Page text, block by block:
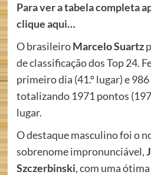
Para ver a tabela completa
clique aqui…
O brasileiroMarcelo Suartz
de classificação dos Top 24.
primeiro dia (41.º lugar) e
totalizando 1971 pontos
lugar.
O destaque masculino foi o
sobrenome impronunciável,
Szczerbinski, com uma